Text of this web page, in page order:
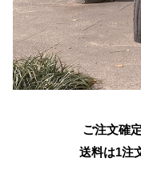
ご注文確
送料は1注